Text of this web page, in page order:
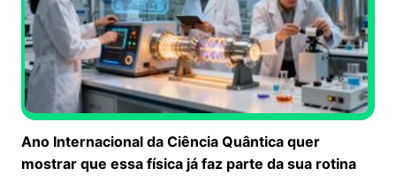
Ano Internacional da Ciência Quântica quer
mostrar que essa física já faz parte da sua rotina